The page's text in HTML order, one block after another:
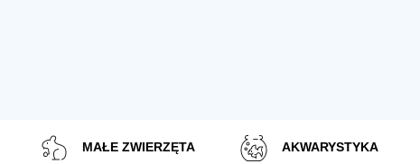
MAŁE ZWIERZĘTA AKWARYSTYKA